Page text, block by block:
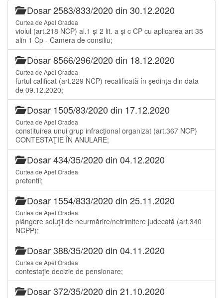
Dosar 2583/833/2020 din 30.12.2020
Curtea de Apel Oradea
violul (art.218 NCP) al.1 şi 2 lit. a şi c CP cu aplicarea art 35
alin 1 Cp - Camera de consiliu;
Dosar 8566/296/2020 din 18.12.2020
Curtea de Apel Oradea
furtul calificat (art.229 NCP) recalificată în şedinţa din data
de 09.12.2020;
Dosar 1505/83/2020 din 17.12.2020
Curtea de Apel Oradea
constituirea unui grup infracţional organizat (art.367 NCP)
CONTESTAŢIE ÎN ANULARE;
Dosar 434/35/2020 din 04.12.2020
Curtea de Apel Oradea
pretentii;
Dosar 1554/833/2020 din 25.11.2020
Curtea de Apel Oradea
plângere soluţii de neurmărire/netrimitere judecată (art.340
NCPP);
Dosar 388/35/2020 din 04.11.2020
Curtea de Apel Oradea
contestaţie decizie de pensionare;
Dosar 372/35/2020 din 21.10.2020